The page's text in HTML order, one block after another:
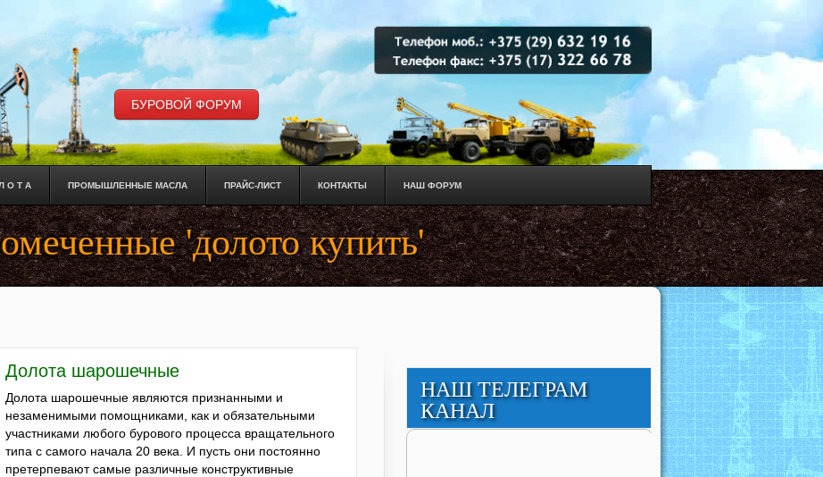
БУРОВОЙ ФОРУМ
О Т А ПРОМЫШЛЕННЫЕ МАСЛА ПРАЙС-ЛИСТ КОНТАКТЫ НАШ ФОРУМ
'долото купить'
Долота шарошечные
Долота шарошечные являются признанными и
незаменимыми помощниками, как и обязательными
участниками любого бурового процесса вращательного
типа с самого начала 20 века. И пусть они постоянно
претерпевают самые различные конструктивные
НАШ ТЕЛЕГРАМ
КАНАЛ